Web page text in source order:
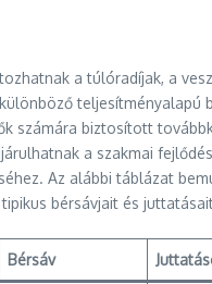
a túlóradíjak, a
teljesítményalapú
számára biztosított
a szakmai
Az alábbi táblázat
bérsávjait és
Bérsáv